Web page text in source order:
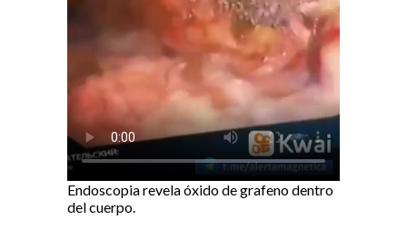
Endoscopia revela óxido de grafeno dentro
del cuerpo.